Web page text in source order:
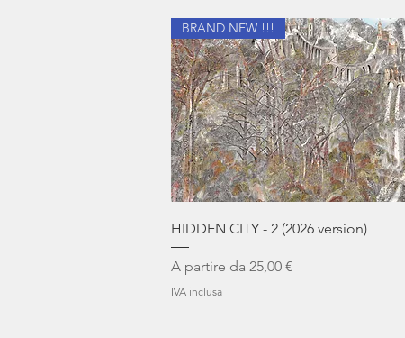
Vista rapida
BRAND NEW !!!
HIDDEN CITY - 2 (2026 version)
A partire da 25,00 €
Prezzo scontato
IVA inclusa